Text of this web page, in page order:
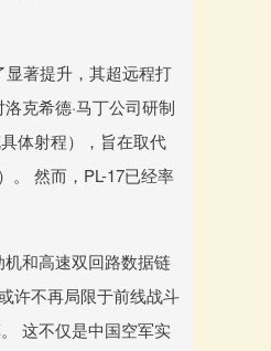
显著提升，其超远程打
克希德·马丁公司研制
体射程），旨在取代
。 然而，PL-17已经率
和高速双回路数据链
许不再局限于前线战斗
这不仅是中国空军实